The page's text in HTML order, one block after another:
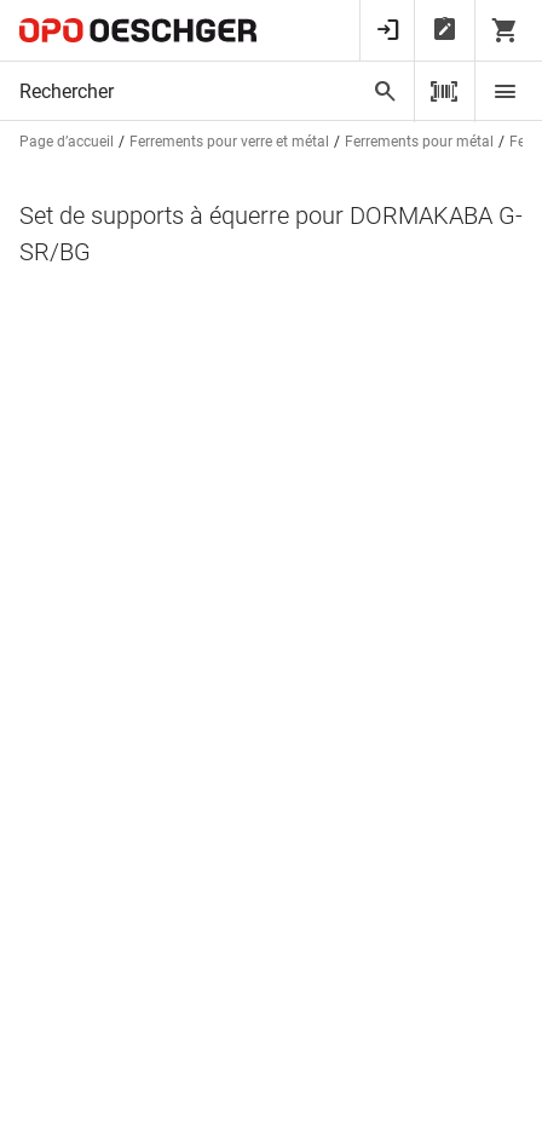
Page d’accueil Ferrements pour verre et métal Ferrements pour métal
Set de supports à équerre pour DORMAKABA G-
SR/BG